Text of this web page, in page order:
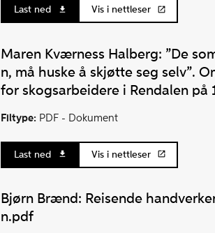
Last ned Vis i nettleser
Maren Kværness Halberg: ”De
n, må huske å skjøtte seg selv”.
for skogsarbeidere i Rendalen på
Filtype: PDF - Dokument
Last ned Vis i nettleser
Bjørn Brænd: Reisende
n.pdf